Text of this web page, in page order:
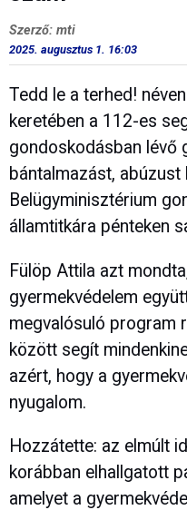
Szerző: mti
2025. augusztus 1. 16:03
Tedd le a terhed!
keretében a 112-es
gondoskodásban lévő
bántalmazást,
Belügyminisztérium
államtitkára pénteken
Fülöp Attila azt
gyermekvédelem
megvalósuló program
között segít
azért, hogy a
nyugalom.
Hozzátette: az elmúlt
korábban elhallgatott
amelyet a